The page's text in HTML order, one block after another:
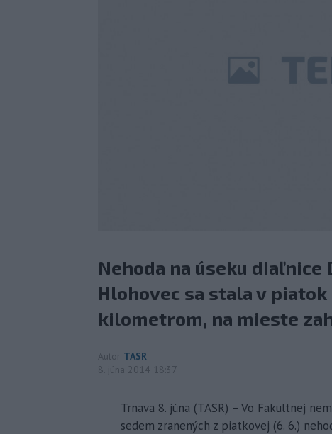
Nehoda na úseku diaľnice
Hlohovec sa stala v piatok
kilometrom, na mieste
Autor TASR
8. júna 2014 18:37
Trnava 8. júna (TASR) – Vo Fakultnej
sedem zranených z piatkovej (6. 6.)